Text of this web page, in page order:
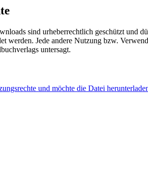
sind urheberrechtlich geschützt und
werden. Jede andere Nutzung bzw.
untersagt.
und möchte die Datei